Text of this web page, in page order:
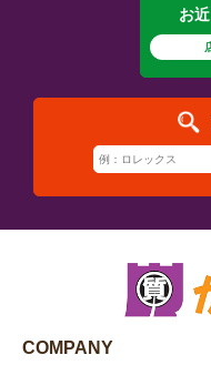
お
COMPANY